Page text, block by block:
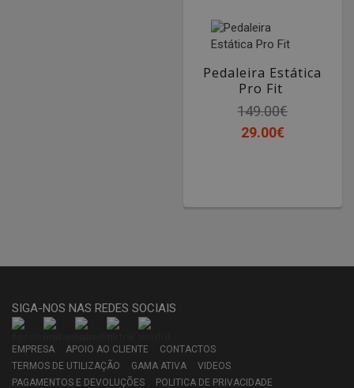
Pedaleira Estática
Pro Fit
149.00€
29.00€
SIGA-NOS NAS REDES SOCIAIS
EMPRESA APOIO AO CLIENTE
CONTACTOS
TERMOS DE UTILIZAÇÃO
GAMA ATIVA
VIDEOS
PAGAMENTOS E DEVOLUÇÕES
POLITICA DE PRIVACIDADE